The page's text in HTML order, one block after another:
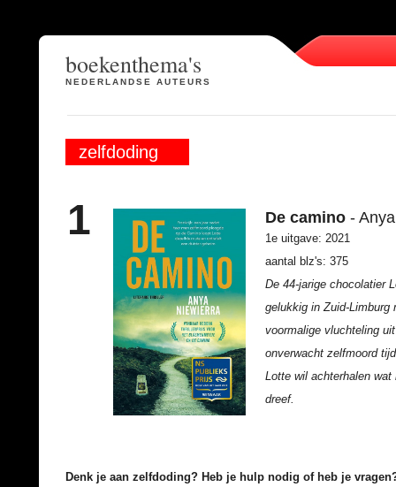
boekenthema's
NEDERLANDSE AUTEURS
zelfdoding
1 De camino -
1e uitgave: 2021
aantal blz's: 375
De 44-jarige chocolatier
gelukkig in Zuid-Limburg
voormalige vluchteling
onverwacht zelfmoord
Lotte wil achterhalen
dreef.
Denk je aan zelfdoding? Heb je hulp nodig of heb je